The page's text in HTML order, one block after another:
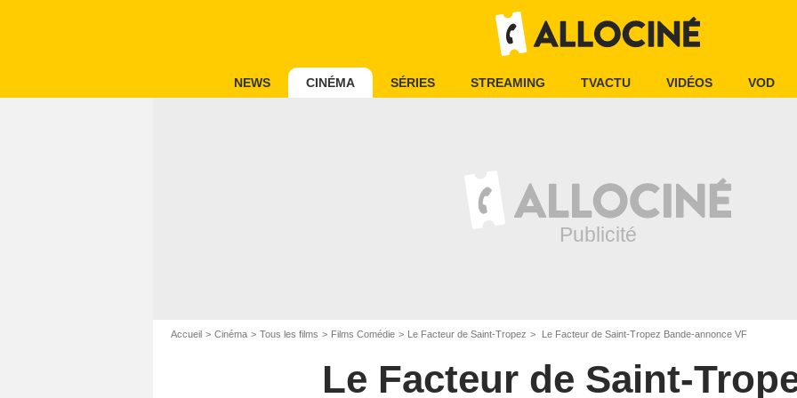
NEWS CINÉMA SÉRIES STREAMING TVACTU VIDÉOS VOD
Accueil Cinéma Tous les films Films Comédie Le Facteur de Saint-Tropez Le Facteur de Saint-Tropez Bande-annonce VF
Le Facteur de Saint-